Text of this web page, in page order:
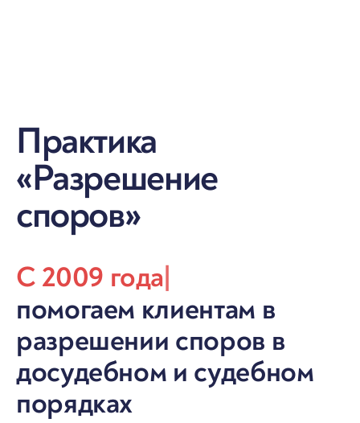
Практика
«Разрешение
споров»
С 2009 года|
помогаем клиентам в
разрешении споров в
досудебном и судебном
порядках